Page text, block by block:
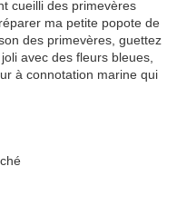
cueilli des primevères
ma petite popote de
des primevères, guettez
avec des fleurs bleues,
à connotation marine qui